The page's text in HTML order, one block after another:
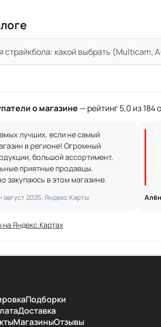
какой выбрать (Multicam,
о магазине — рейтинг 5,0 из 184
лучших, если не самый
в регионе! Огромный
большой ассортимент,
приятные продавцы.
закупаюсь в этом магазине.
август 2025, Яндекс.Карты
на Яндекс.Картах
Подборки
Доставка
МагазиныОтзывы